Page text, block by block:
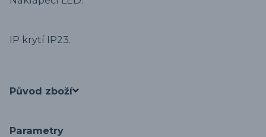
IP krytí IP23.
Původ zboží
Parametry